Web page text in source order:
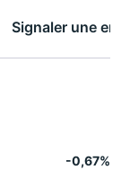
Signaler une
-0,67%